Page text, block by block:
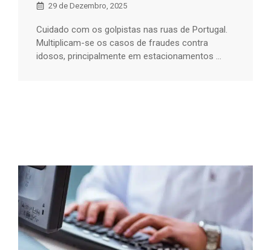
29 de Dezembro, 2025
Cuidado com os golpistas nas ruas de Portugal.
Multiplicam-se os casos de fraudes contra
idosos, principalmente em estacionamentos ...